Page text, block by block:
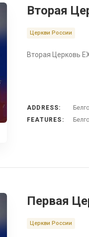
Вторая
Церкви России
Вторая Церковь
ADDRESS:
FEATURES:
Первая
Церкви России